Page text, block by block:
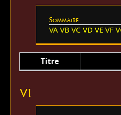
Sommaire
VA VB VC VD VE VF
Titre
VI